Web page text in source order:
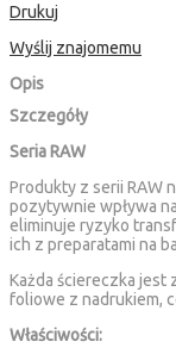
Drukuj
Wyślij znajomemu
Opis
Szczegóły
Seria RAW
Produkty z serii RAW
pozytywnie wpływa
eliminuje ryzyko
ich z preparatami na
Każda ściereczka jest
foliowe z nadrukiem,
Właściwości: